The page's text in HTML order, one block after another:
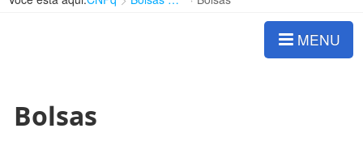
MENU
Bolsas